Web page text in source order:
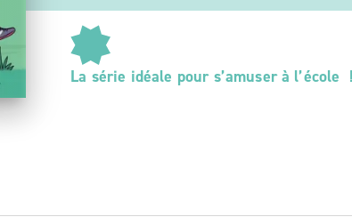
La série idéale pour s’amuser à l’école !